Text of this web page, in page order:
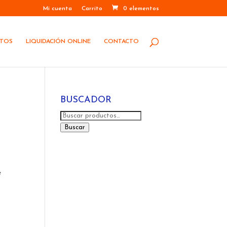
Mi cuenta Carrito 0 elementos
LIQUIDACIÓN ONLINE CONTACTO
BUSCADOR
Buscar
por:
Buscar